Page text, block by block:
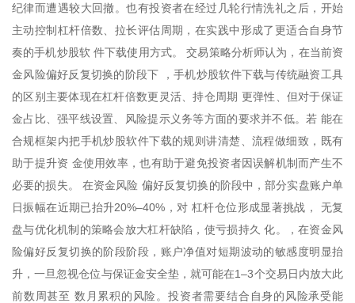
纪律而遭遇较大回撤。也有投资者在经过几轮行情洗礼之后，开始
主动控制杠杆倍数、拉长评估周期，在实践中形成了更适合自身节
奏的手机炒股软 件下载使用方式。 交易策略分析师认为，在当前资
金风险偏好反复切换的阶段下 ，手机炒股软件下载与传统融资工具
的区别主要体现在杠杆倍数更灵活、持仓周期 更弹性、但对于保证
金占比、强平线设置、风险提示义务等方面的要求并不低。若 能在
合规框架内把手机炒股软件下载的规则讲清楚、流程做细致，既有
助于提升资 金使用效率，也有助于避免投资者因误解机制而产生不
必要的损失。 在资金风险 偏好反复切换的阶段中，部分实盘账户单
日振幅在近期已抬升20%–40%，对 杠杆仓位形成显著挑战， 无复
盘与优化机制的策略会放大杠杆缺陷，使亏损持久 化。，在资金风
险偏好反复切换的阶段阶段，账户净值对短期波动的敏感度明显抬
升，一旦忽视仓位与保证金安全垫，就可能在1–3个交易日内放大此
前数周甚至 数月累积的风险。投资者需要结合自身的风险承受能